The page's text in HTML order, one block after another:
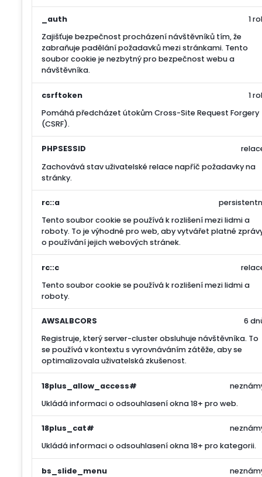
_auth
Zajišťuje bezpečnost procházení návštěvníků tím, že
zabraňuje padělání požadavků mezi stránkami. Tento
soubor cookie je nezbytný pro bezpečnost webu a
návštěvníka.
1
csrftoken
Pomáhá předcházet útokům Cross-Site Request Forgery
(CSRF).
1
PHPSESSID
Zachovává stav uživatelské relace napříč požadavky na
stránky.
rc::a
Tento soubor cookie se používá k rozlišení mezi lidmi a
roboty. To je výhodné pro web, aby vytvářet platné
o používání jejich webových stránek.
rc::c
Tento soubor cookie se používá k rozlišení mezi lidmi a
roboty.
AWSALBCORS
Registruje, který server-cluster obsluhuje návštěvníka. To
se používá v kontextu s vyrovnáváním zátěže, aby se
optimalizovala uživatelská zkušenost.
6
18plus_allow_access#
Ukládá informaci o odsouhlasení okna 18+ pro web.
18plus_cat#
Ukládá informaci o odsouhlasení okna 18+ pro kategorii.
bs_slide_menu